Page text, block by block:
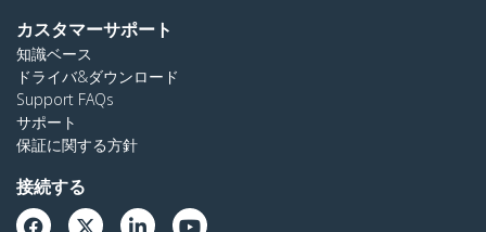
カスタマーサポート
知識ベース
ドライバ&ダウンロード
Support FAQs
サポート
保証に関する方針
接続する